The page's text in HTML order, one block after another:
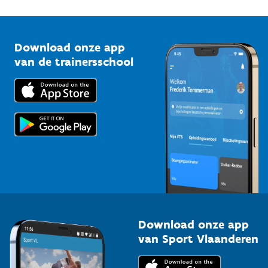
Bedrijven
Trainers en begeleiders
Topsporters
Vlaamse Trainersschool
Kennisplatform
Downloads
Voor de pers
Download onze app
van de trainersschool
Download onze app
van Sport Vlaanderen